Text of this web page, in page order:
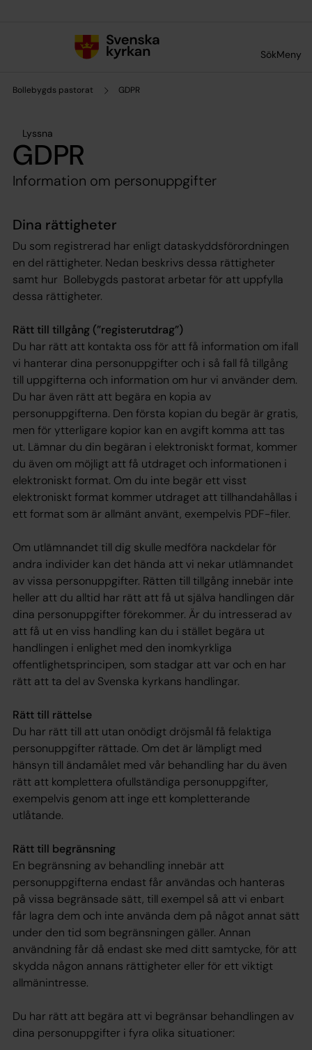
SökMeny
Bollebygds pastorat GDPR
Lyssna
GDPR
Information om personuppgifter
Dina rättigheter
Du som registrerad har enligt dataskyddsförordningen
en del rättigheter. Nedan beskrivs dessa rättigheter
samt hur Bollebygds pastorat arbetar för att uppfylla
dessa rättigheter.
Rätt till tillgång (”registerutdrag”)
Du har rätt att kontakta oss för att få information om ifall
vi hanterar dina personuppgifter och i så fall få tillgång
till uppgifterna och information om hur vi använder dem.
Du har även rätt att begära en kopia av
personuppgifterna. Den första kopian du begär är gratis,
men för ytterligare kopior kan en avgift komma att tas
ut. Lämnar du din begäran i elektroniskt format, kommer
du även om möjligt att få utdraget och informationen i
elektroniskt format. Om du inte begär ett visst
elektroniskt format kommer utdraget att tillhandahållas i
ett format som är allmänt använt, exempelvis PDF-filer.
Om utlämnandet till dig skulle medföra nackdelar för
andra individer kan det hända att vi nekar utlämnandet
av vissa personuppgifter. Rätten till tillgång innebär inte
heller att du alltid har rätt att få ut själva handlingen där
dina personuppgifter förekommer. Är du intresserad av
att få ut en viss handling kan du i stället begära ut
handlingen i enlighet med den inomkyrkliga
offentlighetsprincipen, som stadgar att var och en har
rätt att ta del av Svenska kyrkans handlingar.
Rätt till rättelse
Du har rätt till att utan onödigt dröjsmål få felaktiga
personuppgifter rättade. Om det är lämpligt med
hänsyn till ändamålet med vår behandling har du även
rätt att komplettera ofullständiga personuppgifter,
exempelvis genom att inge ett kompletterande
utlåtande.
Rätt till begränsning
En begränsning av behandling innebär att
personuppgifterna endast får användas och hanteras
på vissa begränsade sätt, till exempel så att vi enbart
får lagra dem och inte använda dem på något annat sätt
under den tid som begränsningen gäller. Annan
användning får då endast ske med ditt samtycke, för att
skydda någon annans rättigheter eller för ett viktigt
allmänintresse.
Du har rätt att begära att vi begränsar behandlingen av
dina personuppgifter i fyra olika situationer: